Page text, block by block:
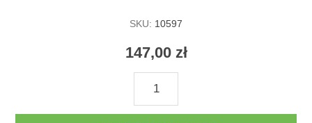
SKU: 10597
147,00 zł